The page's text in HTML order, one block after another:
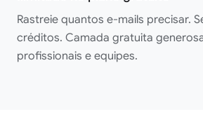
Rastreie quantos e-mails precisar.
créditos. Camada gratuita
profissionais e equipes.
Shaurya Saini
Google Workspace Marketplace